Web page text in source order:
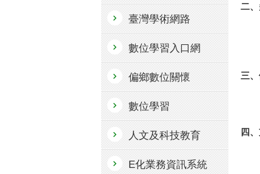
臺灣學術網路
數位學習入口網
偏鄉數位關懷
數位學習
人文及科技教育
E化業務資訊系統
二
三
四